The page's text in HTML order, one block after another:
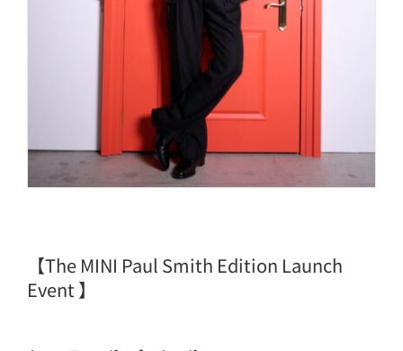
【The MINI Paul Smith Edition Launch
Event 】